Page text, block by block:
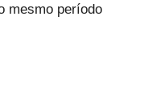
mesmo período